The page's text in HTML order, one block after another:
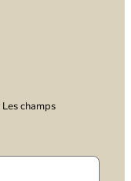
Les champs